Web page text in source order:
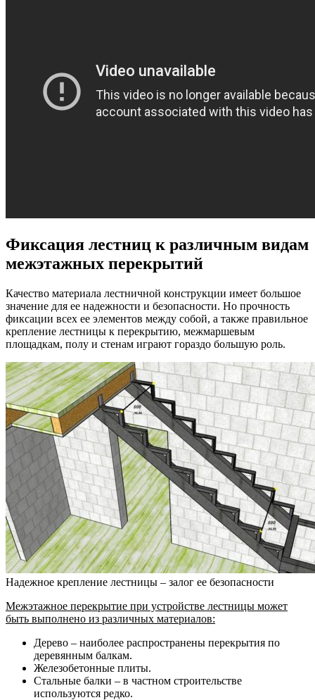
Фиксация лестниц к различным видам
межэтажных перекрытий
Качество материала лестничной конструкции имеет большое
значение для ее надежности и безопасности. Но прочность
фиксации всех ее элементов между собой, а также правильное
крепление лестницы к перекрытию, межмаршевым
площадкам, полу и стенам играют гораздо большую роль.
Надежное крепление лестницы – залог ее безопасности
Межэтажное перекрытие при устройстве лестницы может
быть выполнено из различных материалов:
Дерево – наиболее распространены перекрытия по
деревянным балкам.
Железобетонные плиты.
Стальные балки – в частном строительстве
используются редко.